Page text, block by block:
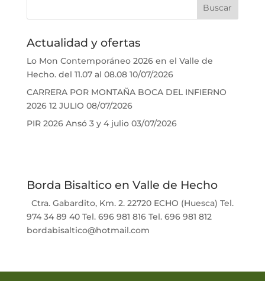
Actualidad y ofertas
Lo Mon Contemporáneo 2026 en el Valle de
Hecho. del 11.07 al 08.08 10/07/2026
CARRERA POR MONTAÑA BOCA DEL INFIERNO
2026 12 JULIO 08/07/2026
PIR 2026 Ansó 3 y 4 julio 03/07/2026
Borda Bisaltico en Valle de Hecho
Ctra. Gabardito, Km. 2. 22720 ECHO (Huesca) Tel.
974 34 89 40 Tel. 696 981 816 Tel. 696 981 812
bordabisaltico@hotmail.com